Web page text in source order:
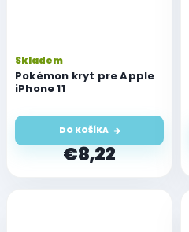
Pokémon kryt pre Apple
iPhone 11
Skladem
€8,22
DO KOŠÍKA